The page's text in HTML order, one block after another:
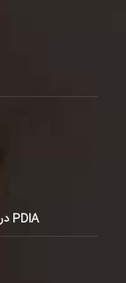
PDIA در عمل: شناسه‌گذاری بودجه و طبقه‌بندی آن